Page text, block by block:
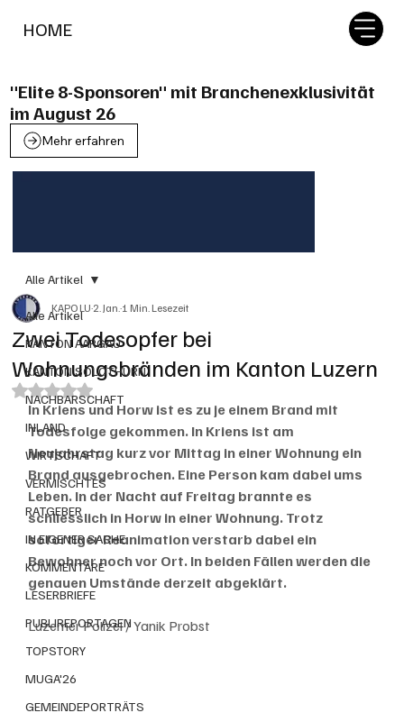
HOME
"Elite 8-Sponsoren" mit Branchenexklusivität
im August 26
Mehr erfahren
Alle Artikel
KANTON AARGAU
KANTON SOLOTHURN
NACHBARSCHAFT
INLAND
WIRTSCHAFT
VERMISCHTES
RATGEBER
IN EIGENER SACHE
KOMMENTARE
LESERBRIEFE
PUBLIREPORTAGEN
TOPSTORY
MUGA'26
GEMEINDEPORTRÄTS
Alle Artikel
Zwei Todesopfer bei
Wohnungsbränden im Kanton Luzern
KAPO LU2. Jan.1 Min. Lesezeit
Mit NaN von 5 Sternen bewertet.
In Kriens und Horw ist es zu je einem Brand mit
Todesfolge gekommen. In Kriens ist am
Neujahrstag kurz vor Mittag in einer Wohnung ein
Brand ausgebrochen. Eine Person kam dabei ums
Leben. In der Nacht auf Freitag brannte es
schliesslich in Horw in einer Wohnung. Trotz
sofortiger Reanimation verstarb dabei ein
Bewohner noch vor Ort. In beiden Fällen werden die
genauen Umstände derzeit abgeklärt.
Luzerner Polizei / Yanik Probst